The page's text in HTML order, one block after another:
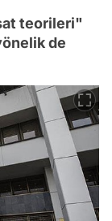
teorileri"
de